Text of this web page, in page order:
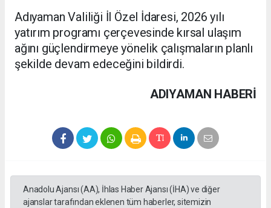
Adıyaman Valiliği İl Özel İdaresi, 2026 yılı
yatırım programı çerçevesinde kırsal ulaşım
ağını güçlendirmeye yönelik çalışmaların planlı
şekilde devam edeceğini bildirdi.
ADIYAMAN HABERİ
Anadolu Ajansı (AA), İhlas Haber Ajansı (İHA) ve diğer
ajanslar tarafından eklenen tüm haberler, sitemizin